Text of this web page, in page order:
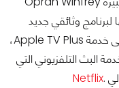
وثائقي جديد
يحمل اسم Toxic Labor بشكلٍ حصري على خدمة Apple TV Plus،
البث التلفزيوني التي
Netflix.